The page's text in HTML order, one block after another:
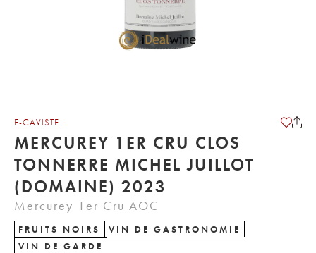
E-CAVISTE
MERCUREY 1ER CRU CLOS
TONNERRE MICHEL JUILLOT
(DOMAINE) 2023
Mercurey 1er Cru AOC
FRUITS NOIRS
VIN DE GASTRONOMIE
VIN DE GARDE